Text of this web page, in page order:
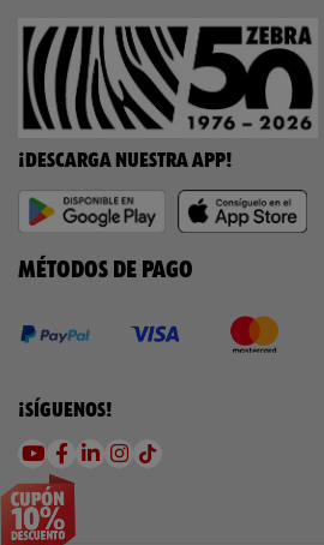
¡DESCARGA NUESTRA APP!
MÉTODOS DE PAGO
¡SÍGUENOS!